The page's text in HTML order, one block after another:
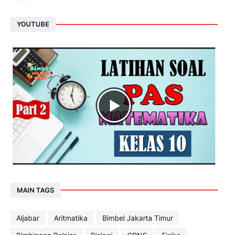
YOUTUBE
MAIN TAGS
Aljabar Aritmatika
Bimbel Jakarta Timur